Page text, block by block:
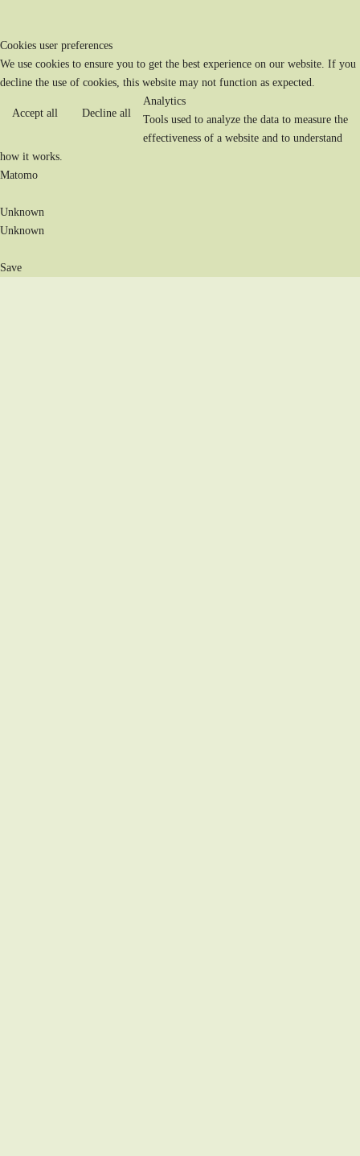
Cookies user preferences
We use cookies to ensure you to get the best experience on our website. If you
decline the use of cookies, this website may not function as expected.
Accept all Decline all
Analytics
Tools used to analyze the data to measure the
effectiveness of a website and to understand
how it works.
Matomo
Unknown
Unknown
Save